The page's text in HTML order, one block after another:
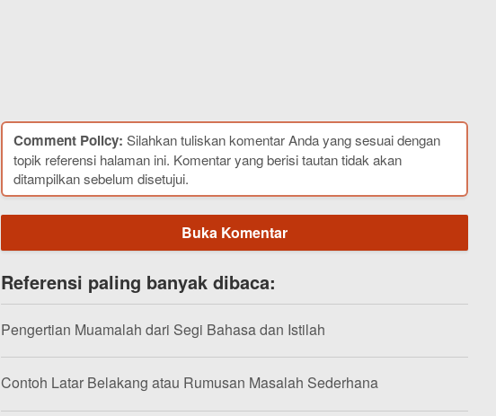
Comment Policy: Silahkan tuliskan komentar Anda yang sesuai dengan
topik referensi halaman ini. Komentar yang berisi tautan tidak akan
ditampilkan sebelum disetujui.
Buka Komentar
Referensi paling banyak dibaca:
Pengertian Muamalah dari Segi Bahasa dan Istilah
Contoh Latar Belakang atau Rumusan Masalah Sederhana